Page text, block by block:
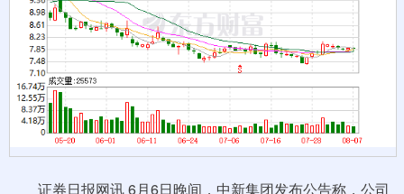
证券日报网讯 6月6日晚间，中新集团发布公告称，公司